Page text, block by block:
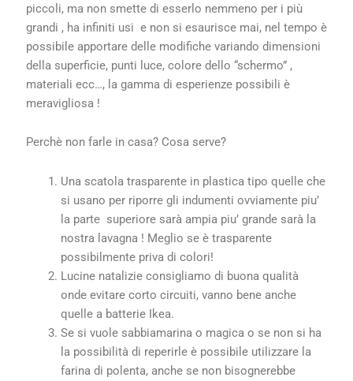
piccoli, ma non smette di esserlo nemmeno per i più
grandi , ha infiniti usi e non si esaurisce mai, nel tempo è
possibile apportare delle modifiche variando dimensioni
della superficie, punti luce, colore dello “schermo” ,
materiali ecc…, la gamma di esperienze possibili è
meravigliosa !
Perchè non farle in casa? Cosa serve?
Una scatola trasparente in plastica tipo quelle che
si usano per riporre gli indumenti ovviamente piu’
la parte superiore sarà ampia piu’ grande sarà la
nostra lavagna ! Meglio se è trasparente
possibilmente priva di colori!
Lucine natalizie consigliamo di buona qualità
onde evitare corto circuiti, vanno bene anche
quelle a batterie Ikea.
Se si vuole sabbiamarina o magica o se non si ha
la possibilità di reperirle è possibile utilizzare la
farina di polenta, anche se non bisognerebbe